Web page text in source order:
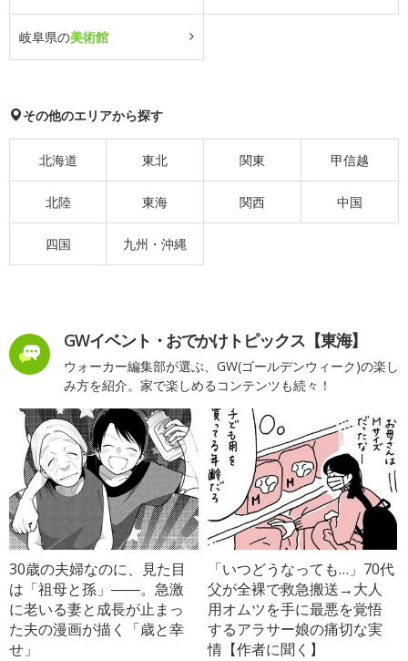
岐阜県の美術館
その他のエリアから探す
北海道 東北 関東 甲信越
北陸 東海 関西 中国
四国 九州・沖縄
GWイベント・おでかけトピックス【東海】
ウォーカー編集部が選ぶ、GW(ゴールデンウィーク)の楽し
み方を紹介。家で楽しめるコンテンツも続々！
30歳の夫婦なのに、見た目
は「祖母と孫」――。急激
に老いる妻と成長が止まっ
た夫の漫画が描く「歳と幸
せ」
「いつどうなっても…」70代
父が全裸で救急搬送→大人
用オムツを手に最悪を覚悟
するアラサー娘の痛切な実
情【作者に聞く】